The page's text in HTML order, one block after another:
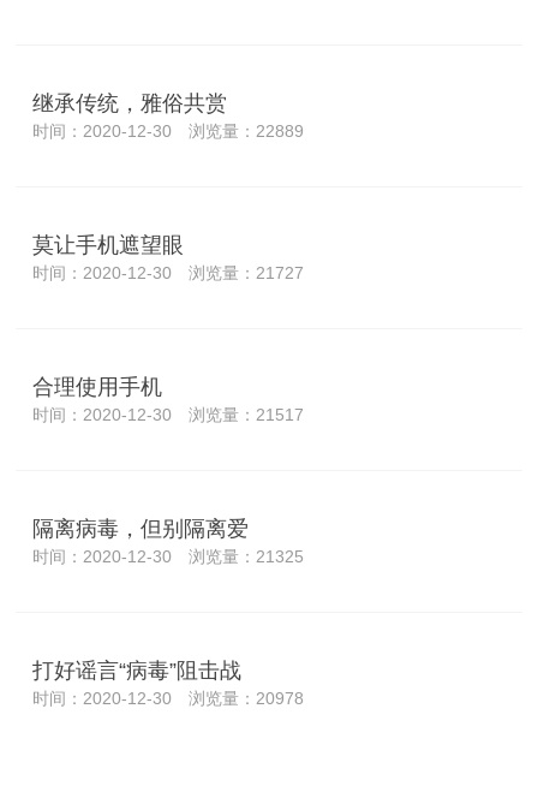
继承传统，雅俗共赏
时间：2020-12-30 浏览量：22889
莫让手机遮望眼
时间：2020-12-30 浏览量：21727
合理使用手机
时间：2020-12-30 浏览量：21517
隔离病毒，但别隔离爱
时间：2020-12-30 浏览量：21325
打好谣言“病毒”阻击战
时间：2020-12-30 浏览量：20978